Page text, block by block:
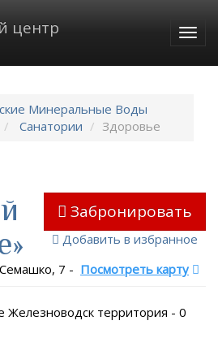
Минеральные Воды
Санатории Здоровье
Забронировать
Добавить в избранное
7 - Посмотреть карту